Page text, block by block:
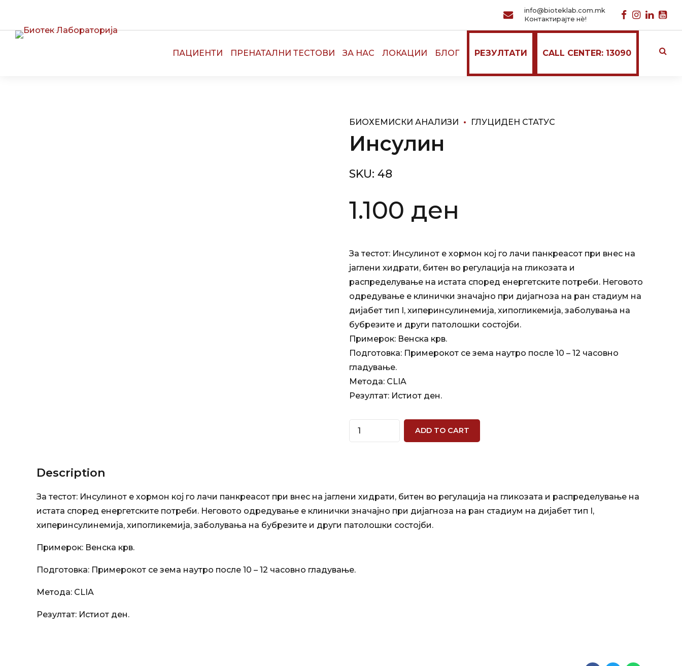
CALL CENTER: 13090
info@bioteklab.com.mk
Контактирајте нѐ!
ПАЦИЕНТИ ПРЕНАТАЛНИ ТЕСТОВИ ЗА НАС ЛОКАЦИИ БЛОГ РЕЗУЛТАТИ CALL CENTER: 13090
БИОХЕМИСКИ АНАЛИЗИ ГЛУЦИДЕН СТАТУС
Инсулин
SKU: 48
1.100 ден
За тестот: Инсулинот е хормон кој го лачи панкреасот при внес на
јаглени хидрати, битен во регулација на гликозата и
распределување на истата според енергетските потреби. Неговото
одредување е клинички значајно при дијагноза на ран стадиум на
дијабет тип I, хиперинсулинемија, хипогликемија, заболувања на
бубрезите и други патолошки состојби.
Примерок: Венска крв.
Подготовка: Примерокот се зема наутро после 10 – 12 часовно
гладување.
Метода: CLIA
Резултат: Истиот ден.
Quantity
ADD TO CART
Description
За тестот: Инсулинот е хормон кој го лачи панкреасот при внес на јаглени хидрати, битен во регулација на гликозата и распределување на
истата според енергетските потреби. Неговото одредување е клинички значајно при дијагноза на ран стадиум на дијабет тип I,
хиперинсулинемија, хипогликемија, заболувања на бубрезите и други патолошки состојби.
Примерок: Венска крв.
Подготовка: Примерокот се зема наутро после 10 – 12 часовно гладување.
Метода: CLIA
Резултат: Истиот ден.